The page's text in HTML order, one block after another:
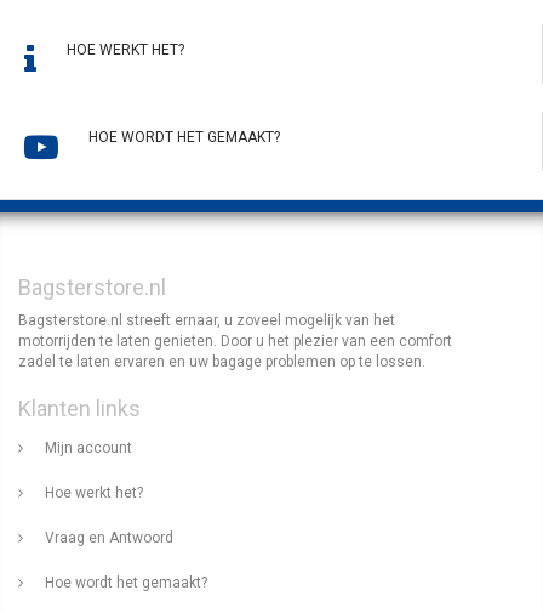
HOE WERKT HET?
HOE WORDT HET GEMAAKT?
Bagsterstore.nl
Bagsterstore.nl streeft ernaar, u zoveel mogelijk van het
motorrijden te laten genieten. Door u het plezier van een comfort
zadel te laten ervaren en uw bagage problemen op te lossen.
Klanten links
Mijn account
Hoe werkt het?
Vraag en Antwoord
Hoe wordt het gemaakt?